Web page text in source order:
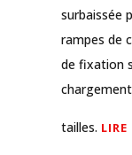
surbaissée
rampes de
de fixation
tailles.